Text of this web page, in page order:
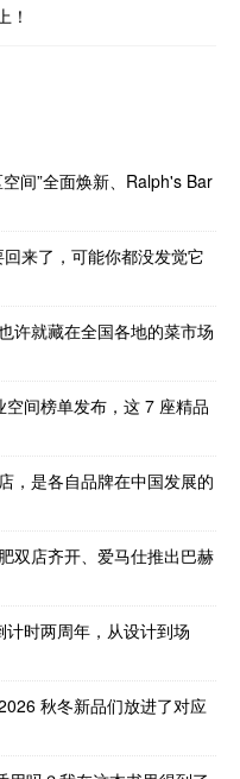
！
间”全面焕新、Ralph's Bar
来了，可能你都没发觉它
许就藏在全国各地的菜市场
间榜单发布，这 7 座精品
，是各自品牌在中国发展的
双店齐开、爱马仕推出巴赫
时两周年，从设计到场
秋冬新品们放进了对应